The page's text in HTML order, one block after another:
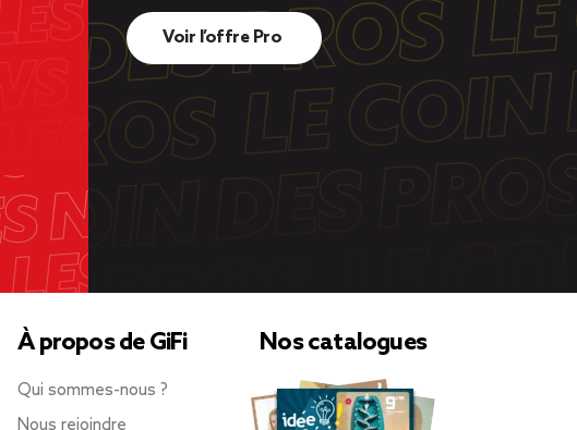
Voir l’offre Pro
À propos de GiFi
Qui sommes-nous ?
Nous rejoindre
Nos catalogues